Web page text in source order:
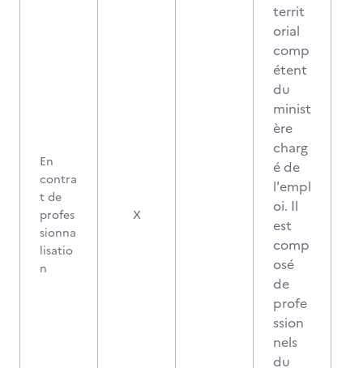
En
contra
t de
profes
sionna
lisatio
n
X
territ
orial
comp
étent
du
minist
ère
charg
é de
l'empl
oi. Il
est
comp
osé
de
profe
ssion
nels
du